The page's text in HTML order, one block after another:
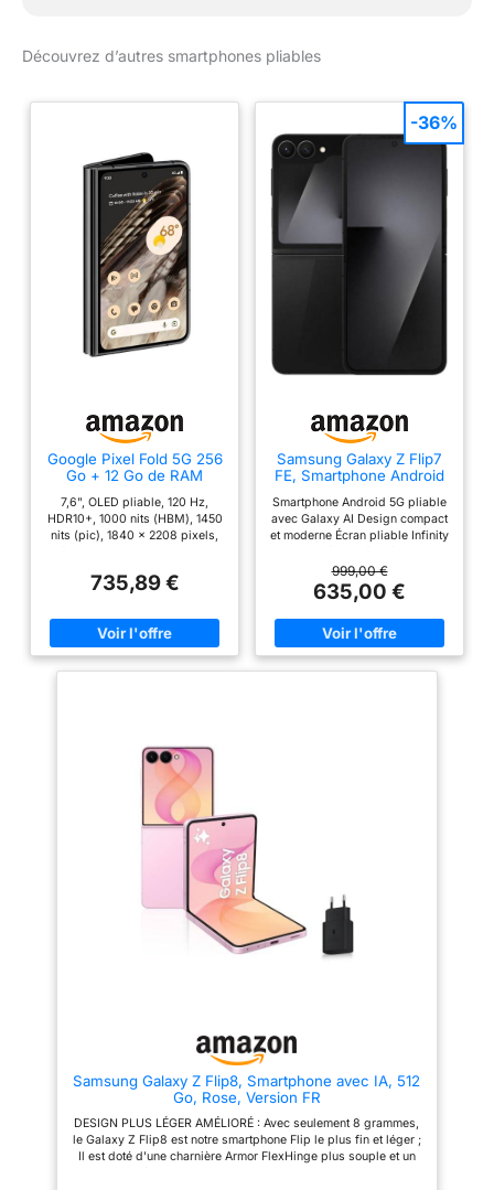
Découvrez d’autres smartphones pliables
Google Pixel Fold 5G 256
Go + 12 Go de RAM
Double SIM (Nano-SIM +
eSIM) – Écran pliable
Smartphone Android
7,6", OLED pliable, 120 Hz,
HDR10+, 1000 nits (HBM), 1450
nits (pic), 1840 x 2208 pixels,
pixels, rapport 17,4:9, 4088
lentes (pic) 256 Go 12 Go de
RAM, Octa-core, Google Tensor
G2 (5 nm), Mali-G710 MP7,
Android 13, mise à niveau vers
MP, f/2,2 (ultra large), appareil
photo frontal : 8 MP, f/2.0,
caméra de couverture : 9,5 MP,
f/2,2 CDMA 800/1700/1900, 3G
: HSDPA
800/850/900/1700(AWS)/1900/
2100, CDMA2000 1xEV-DO, 4G
LTE : 1/2/3/4/5/7/8/12/13/14/17.
9/20/25/26/28/29/30/38/39/4
0/41/42/46/48/66/71 5G :
1/2/3/5/7/8/12/14/20/25/28/30/
GSM et CDMA. Le téléphone est
déverrouillé pour fonctionner
avec tous les opérateurs GSM
et CDMA, y compris AT & T, T-
Mobile, Verizon, Straight Talk.,
etc.
735,89 €
Samsung Galaxy Z Flip7
FE, Smartphone Android
Go, Smartphone
déverrouillé, Noir
Smartphone Android 5G pliable
avec Galaxy AI Design compact
et moderne Écran pliable Infinity
999,00 €
635,00 €
-36%
Samsung Galaxy Z Flip8, Smartphone avec IA, 512
Go, Rose, Version FR
DESIGN PLUS LÉGER AMÉLIORÉ : Avec seulement 8 grammes,
le Galaxy Z Flip8 est notre smartphone Flip le plus fin et léger ;
Il est doté d'une charnière Armor FlexHinge plus souple et un